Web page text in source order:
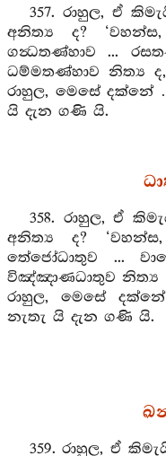
357. රාහුල, ඒ
අනිත්‍ය ද?
ගන්‍ධතණ්හාව ...
ධම්මතණ්හාව නිත්‍ය
රාහුල, මෙසේ
යි දැන ගණි යි.
358. රාහුල, ඒ
අනිත්‍ය ද?
තේජෝධාතුව ...
විඤ්ඤාණධාතුව නිත්‍ය
රාහුල, මෙසේ
නැතැ යි දැන ගණි යි.
359. රාහුල, ඒ